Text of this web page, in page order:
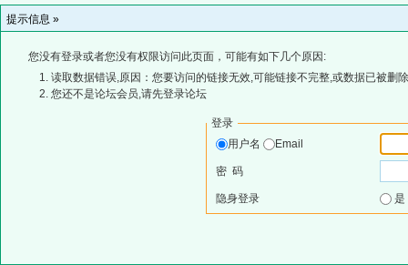
提示信息 »
您没有登录或者您没有权限访问此页面，可能有如下几个原因:
读取数据错误,原因：您要访问的链接无效,可能链接不完整,或数据已被删
您还不是论坛会员,请先登录论坛
登录
用户名
Email
密 码
隐身登录